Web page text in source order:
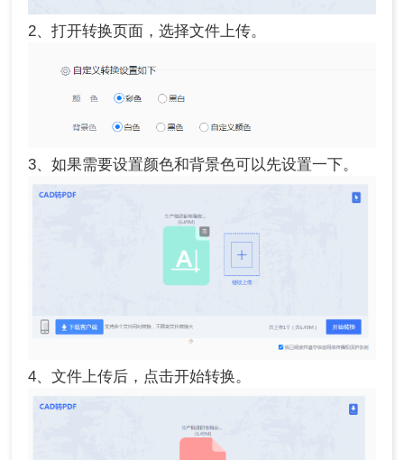
2、打开转换页面，选择文件上传。
3、如果需要设置颜色和背景色可以先设置一下。
4、文件上传后，点击开始转换。